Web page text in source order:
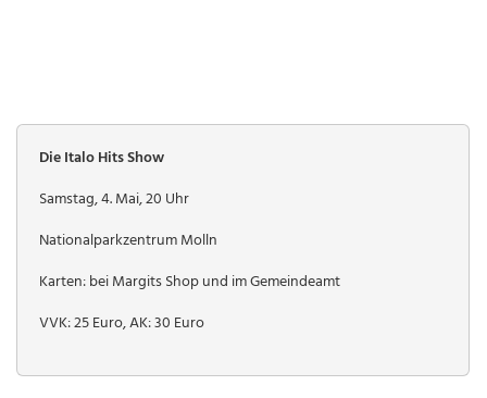
Die Italo Hits Show
Samstag, 4. Mai, 20 Uhr
Nationalparkzentrum Molln
Karten: bei Margits Shop und im Gemeindeamt
VVK: 25 Euro, AK: 30 Euro